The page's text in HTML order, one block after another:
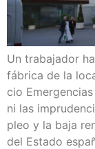
Un tra­ba­ja­dor
fábri­ca de la
cio
ni las
pleo y la baja
del Esta­do